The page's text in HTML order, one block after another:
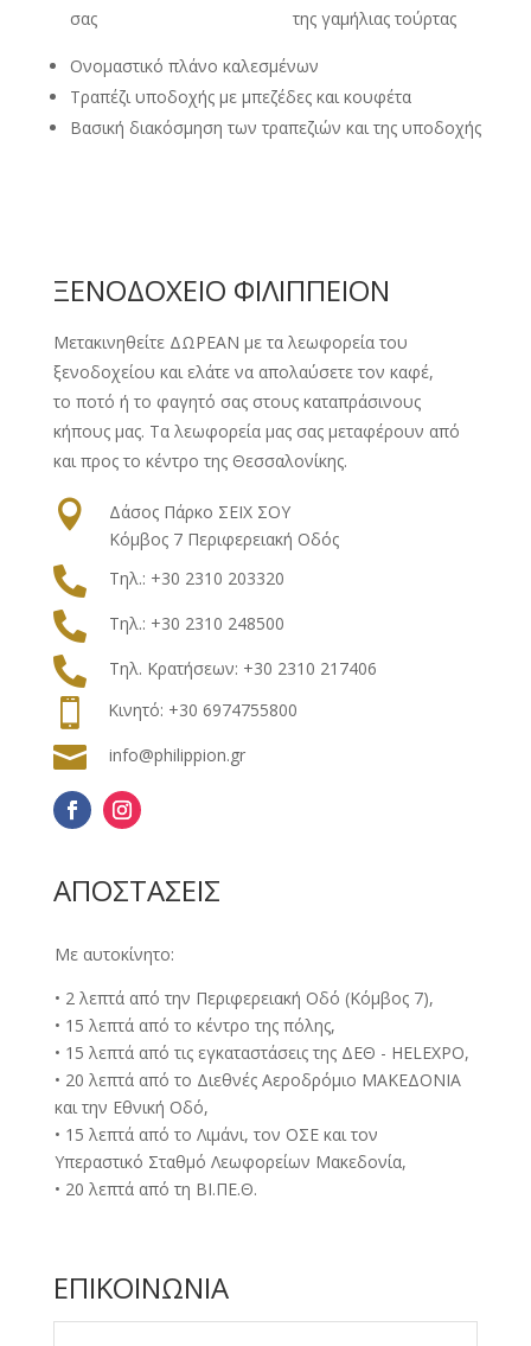
σας
της γαμήλιας τούρτας
Ονομαστικό πλάνο καλεσμένων
Τραπέζι υποδοχής με μπεζέδες και κουφέτα
Βασική διακόσμηση των τραπεζιών και της υποδοχής
ΞΕΝΟΔΟΧΕΙΟ ΦΙΛΙΠΠΕΙΟΝ
Μετακινηθείτε ΔΩΡΕΑΝ με τα λεωφορεία του
ξενοδοχείου και ελάτε να απολαύσετε τον καφέ,
το ποτό ή το φαγητό σας στους καταπράσινους
κήπους μας. Τα λεωφορεία μας σας μεταφέρουν από
και προς το κέντρο της Θεσσαλονίκης.

Δάσος Πάρκο ΣΕΙΧ ΣΟΥ
Κόμβος 7 Περιφερειακή Οδός
 Τηλ.: +30 2310 203320
 Τηλ.: +30 2310 248500
 Τηλ. Κρατήσεων: +30 2310 217406
 Κινητό: +30 6974755800
 info@philippion.gr
ΑΠΟΣΤΑΣΕΙΣ
Με αυτοκίνητο:
• 2 λεπτά από την Περιφερειακή Οδό (Κόμβος 7),
• 15 λεπτά από το κέντρο της πόλης,
• 15 λεπτά από τις εγκαταστάσεις της ΔΕΘ - HELEXPO,
• 20 λεπτά από το Διεθνές Αεροδρόμιο ΜΑΚΕΔΟΝΙΑ
και την Εθνική Οδό,
• 15 λεπτά από το Λιμάνι, τον ΟΣΕ και τον
Υπεραστικό Σταθμό Λεωφορείων Μακεδονία,
• 20 λεπτά από τη ΒΙ.ΠΕ.Θ.
ΕΠΙΚΟΙΝΩΝΙΑ